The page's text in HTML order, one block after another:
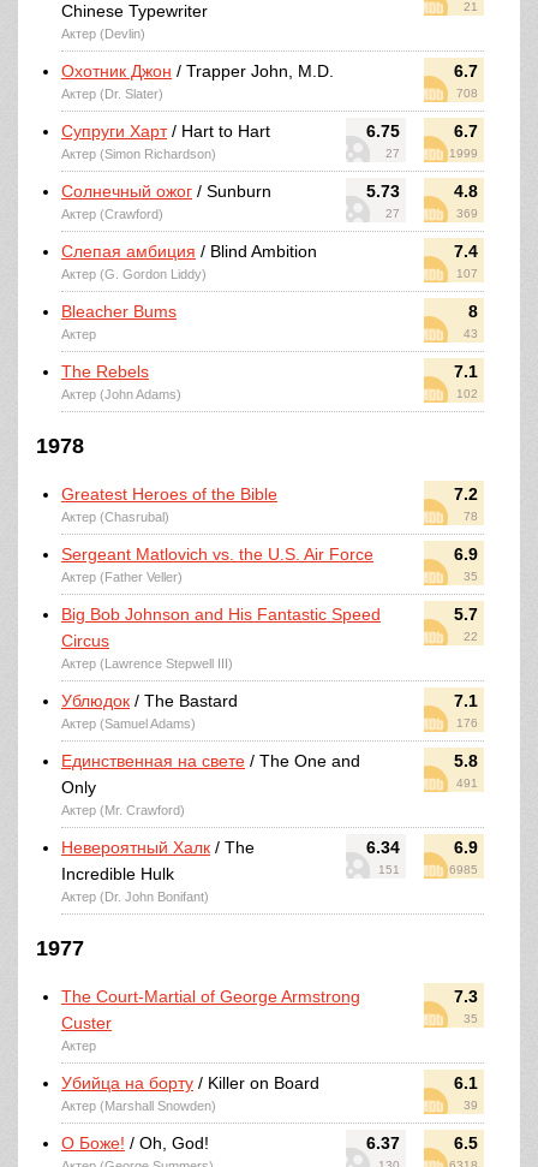
21
Chinese Typewriter
Актер (Devlin)
6.7
708
Охотник Джон / Trapper John, M.D.
Актер (Dr. Slater)
6.75
27
6.7
1999
Супруги Харт/ Hart to Hart
Актер (Simon Richardson)
5.73
27
4.8
369
Солнечный ожог / Sunburn
Актер (Crawford)
7.4
107
Слепая амбиция / Blind Ambition
Актер (G. Gordon Liddy)
8
43
Bleacher Bums
Актер
7.1
102
The Rebels
Актер (John Adams)
1978
7.2
78
Greatest Heroes of the Bible
Актер (Chasrubal)
6.9
35
Sergeant Matlovich vs. the U.S. Air Force
Актер (Father Veller)
5.7
22
Big Bob Johnson and His Fantastic Speed
Circus
Актер (Lawrence Stepwell III)
7.1
176
Ублюдок / The Bastard
Актер (Samuel Adams)
5.8
491
Единственная на свете / The One and
Only
Актер (Mr. Crawford)
6.34
151
6.9
6985
Невероятный Халк / The
Incredible Hulk
Актер (Dr. John Bonifant)
1977
7.3
35
The Court-Martial of George Armstrong
Custer
Актер
6.1
39
Убийца на борту / Killer on Board
Актер (Marshall Snowden)
6.37 6.5
О Боже! / Oh, God!